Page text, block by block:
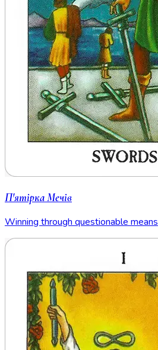
П'ятірка Мечів
Winning through questionable means